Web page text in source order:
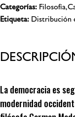
Categorías:
Etiqueta: Distribución
La democracia es
modernidad